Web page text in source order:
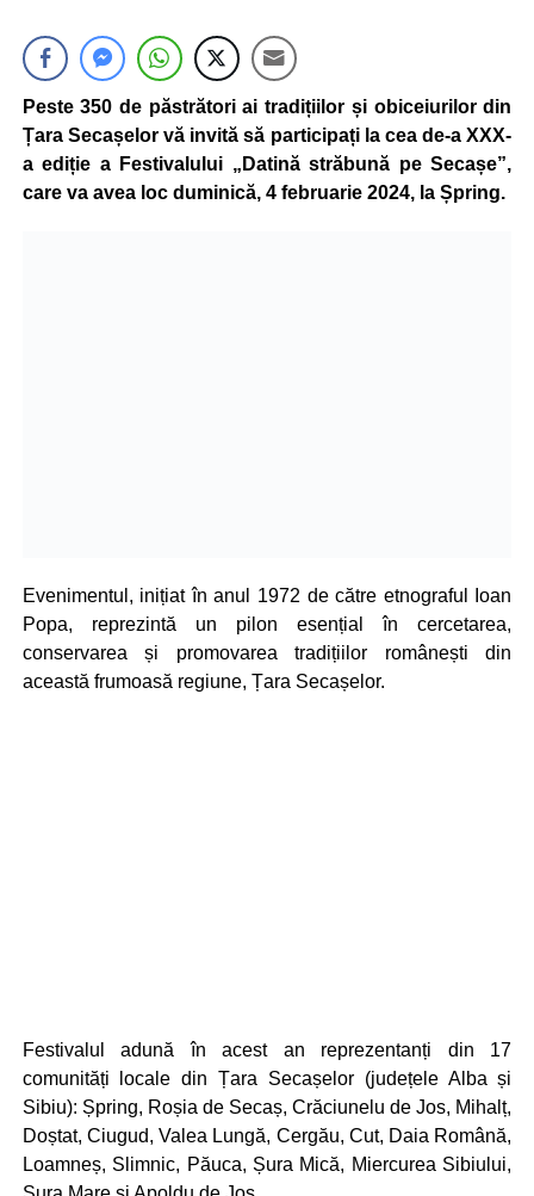
Peste 350 de păstrători ai tradițiilor și obiceiurilor din
Țara Secașelor vă invită să participați la cea de-a XXX-
a ediție a Festivalului „Datină străbună pe Secașe”,
care va avea loc duminică, 4 februarie 2024, la Șpring.
Evenimentul, inițiat în anul 1972 de către etnograful Ioan
Popa, reprezintă un pilon esențial în cercetarea,
conservarea și promovarea tradițiilor românești din
această frumoasă regiune, Țara Secașelor.
Festivalul adună în acest an reprezentanți din 17
comunități locale din Țara Secașelor (județele Alba și
Sibiu): Șpring, Roșia de Secaș, Crăciunelu de Jos, Mihalț,
Doștat, Ciugud, Valea Lungă, Cergău, Cut, Daia Română,
Loamneș, Slimnic, Păuca, Șura Mică, Miercurea Sibiului,